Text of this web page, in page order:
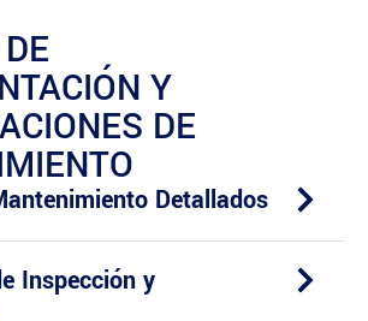
Y
DE
Detallados
Inspección y